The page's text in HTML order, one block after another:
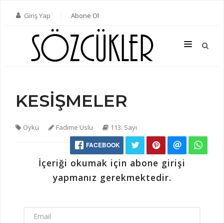
Giriş Yap Abone Ol
SON SAYI
İLETIŞIM
KESİŞMELER
Öykü Fadime Uslu
113. Sayı
FACEBOOK
İçeriği okumak için abone girişi
yapmanız gerekmektedir.
EMAIL